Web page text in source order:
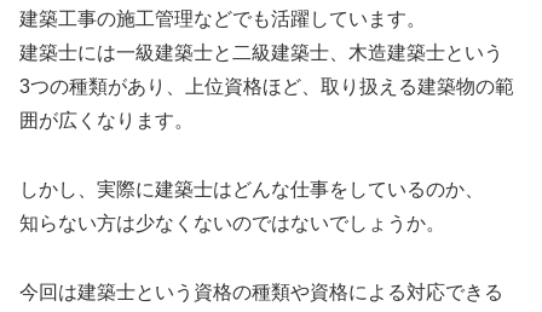
建築工事の施工管理などでも活躍しています。
建築士には一級建築士と二級建築士、木造建築士という
3つの種類があり、上位資格ほど、取り扱える建築物の範
囲が広くなります。
しかし、実際に建築士はどんな仕事をしているのか、
知らない方は少なくないのではないでしょうか。
今回は建築士という資格の種類や資格による対応できる